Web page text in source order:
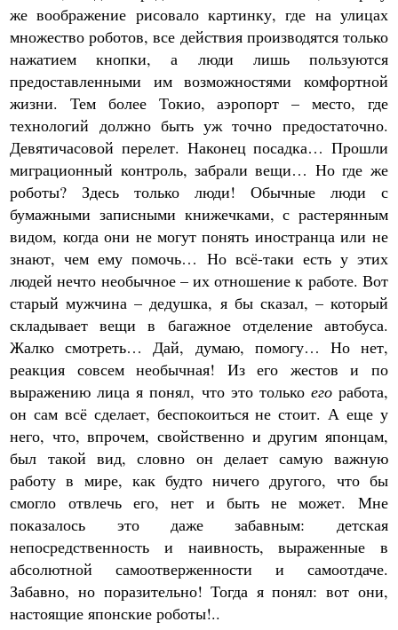
же воображение рисовало картинку, где на улицах
множество роботов, все действия производятся только
нажатием кнопки, а люди лишь пользуются
предоставленными им возможностями комфортной
жизни. Тем более Токио, аэропорт – место, где
технологий должно быть уж точно предостаточно.
Девятичасовой перелет. Наконец посадка… Прошли
миграционный контроль, забрали вещи… Но где же
роботы? Здесь только люди! Обычные люди с
бумажными записными книжечками, с растерянным
видом, когда они не могут понять иностранца или не
знают, чем ему помочь… Но всё-таки есть у этих
людей нечто необычное – их отношение к работе. Вот
старый мужчина – дедушка, я бы сказал, – который
складывает вещи в багажное отделение автобуса.
Жалко смотреть… Дай, думаю, помогу… Но нет,
реакция совсем необычная! Из его жестов и по
выражению лица я понял, что это только егоработа,
он сам всё сделает, беспокоиться не стоит. А еще у
него, что, впрочем, свойственно и другим японцам,
был такой вид, словно он делает самую важную
работу в мире, как будто ничего другого, что бы
смогло отвлечь его, нет и быть не может. Мне
показалось это даже забавным: детская
непосредственность и наивность, выраженные в
абсолютной самоотверженности и самоотдаче.
Забавно, но поразительно! Тогда я понял: вот они,
настоящие японские роботы!..